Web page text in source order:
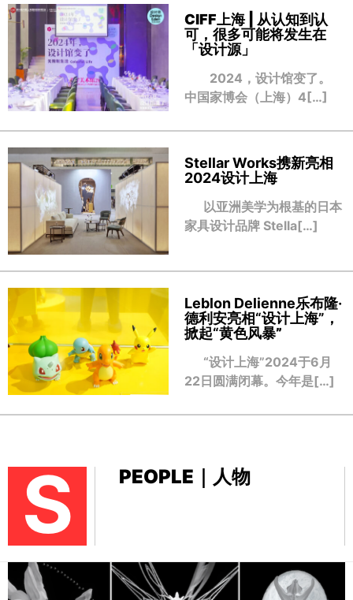
CIFF上海 | 从认知到认
可，很多可能将发生在
「设计源」
2024，设计馆变了。
中国家博会（上海）4[…]
Stellar Works携新亮相
2024设计上海
以亚洲美学为根基的日本
家具设计品牌 Stella[…]
Leblon Delienne乐布隆·
德利安亮相“设计上海”，
掀起“黄色风暴”
“设计上海”2024于6月
22日圆满闭幕。今年是[…]
S PEOPLE｜人物